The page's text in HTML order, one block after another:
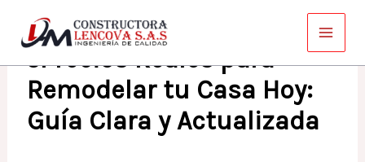
¿Precios Reales para
Remodelar tu Casa Hoy:
Guía Clara y Actualizada